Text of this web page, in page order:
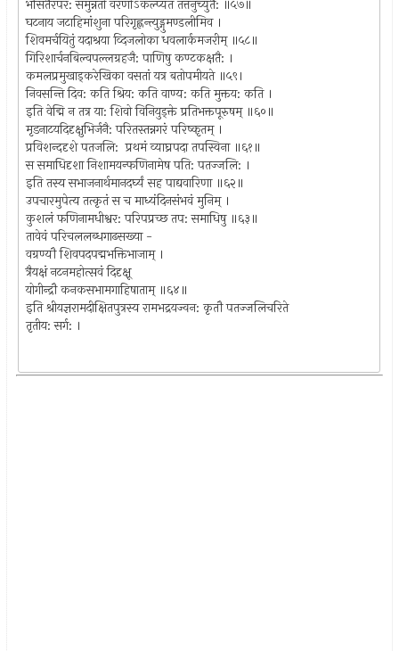
भसितैरपर: समुन्नतो वरणोऽकल्प्यत तत्तनुच्युतै: ॥५७॥
घटनाय जटाहिमांशुना परिगृह्णन्त्युड्गुमण्डलीमिव ।
शिवमर्चयितुं यदाश्रया व्दिजलोका धवलार्कमजरीम् ॥५८॥
गिरिशार्चनबिल्वपल्लग्रहजै: पाणिषु कण्टकक्षतै: ।
कमलप्रमुखाड्करेखिका वसतां यत्र बतोपमीयते ॥५९।
निवसन्ति दिव: कति श्रिय: कति वाण्य: कति मुक्तय: कति ।
इति वेद्मि न तत्र या: शिवो विनियुड्क्ते प्रतिभक्तपूरुषम् ॥६०॥
मृडनाटयदिदृक्षुभिर्जनै: परितस्तन्नगरं परिष्कृतम् ।
प्रविशन्ददृशे पतजलि: प्रथमं व्याघ्रपदा तपस्विना ॥६१॥
स समाधिदृशा निशामयन्फणिनामेष पति: पतज्जलि: ।
इति तस्य सभाजनार्थमानदर्घ्यं सह पाद्यवारिणा ॥६२॥
उपचारमुपेत्य तत्कृतं स च माध्यंदिनसंभवं मुनिम् ।
कुशलं फणिनामधीश्वर: परिपप्रच्छ तप: समाधिषु ॥६३॥
तावेवं परिचललब्धगाढसख्या -
वग्रण्यौ शिवपदपद्मभक्तिभाजाम् ।
त्रैयक्षं नटनमहोत्सवं दिदृक्षू
योगीन्द्रौ कनकसभामगाहिषाताम् ॥६४॥
इति श्रीयज्ञरामदीक्षितपुत्रस्य रामभद्रयज्वन: कृतौ पतज्जलिचरिते
तृतीय: सर्ग: ।